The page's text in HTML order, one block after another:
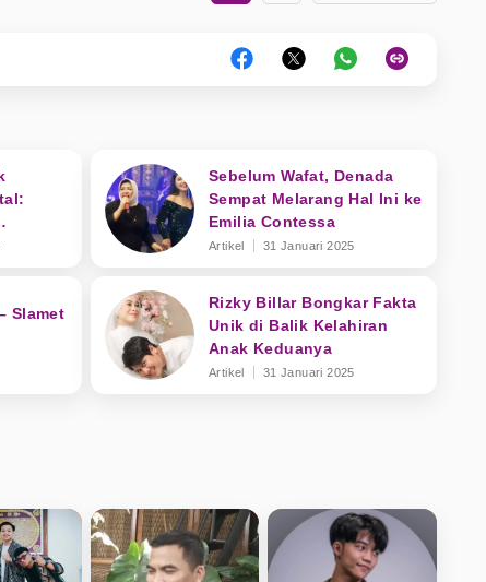
Sebelum Wafat, Denada
Sempat Melarang Hal Ini ke
Emilia Contessa
Artikel 31 Januari 2025
Slamet
Rizky Billar Bongkar Fakta
Unik di Balik Kelahiran
Anak Keduanya
Artikel 31 Januari 2025